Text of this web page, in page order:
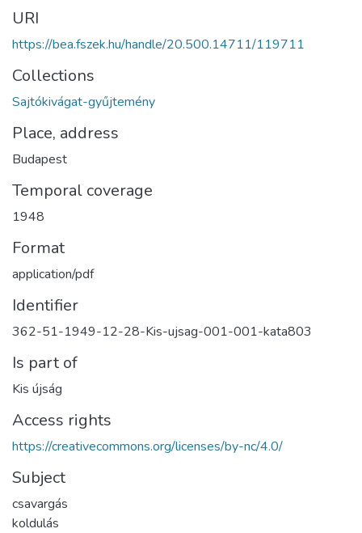
URI
https://bea.fszek.hu/handle/20.500.14711/119711
Collections
Sajtókivágat-gyűjtemény
Place, address
Budapest
Temporal coverage
1948
Format
application/pdf
Identifier
362-51-1949-12-28-Kis-ujsag-001-001-kata803
Is part of
Kis újság
Access rights
https://creativecommons.org/licenses/by-nc/4.0/
Subject
csavargás
koldulás